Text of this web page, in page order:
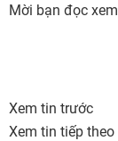
Mời bạn đọc xem
Xem tin trước
Xem tin tiếp theo